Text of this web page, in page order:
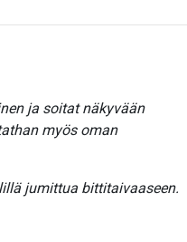
ja soitat näkyvään
myös oman
jumittua bittitaivaaseen.